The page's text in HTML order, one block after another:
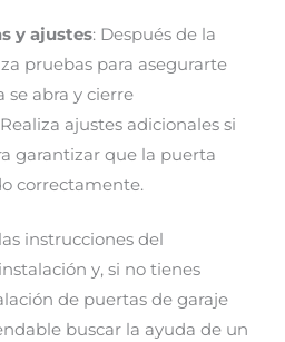
y ajustes: Después de la
pruebas para asegurarte
se abra y cierre
ajustes adicionales si
garantizar que la puerta
correctamente.
instrucciones del
y, si no tienes
de puertas de garaje
buscar la ayuda de un